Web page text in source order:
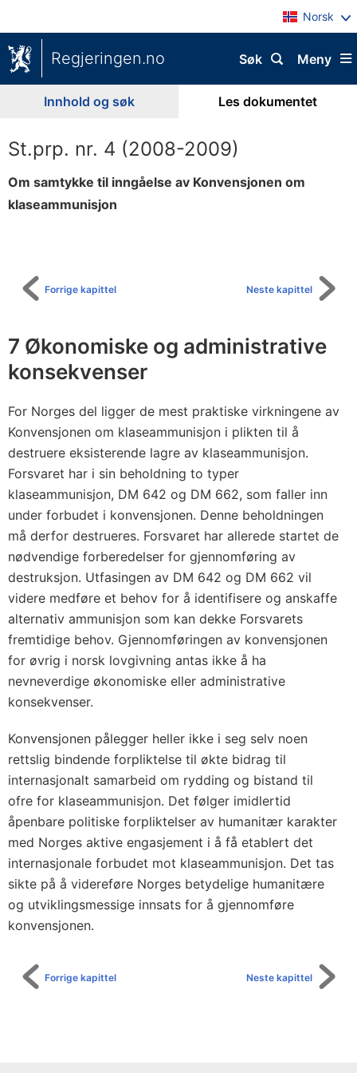
Norsk
Regjeringen.no Meny
Søk
Innhold og søk Les dokumentet
St.prp. nr. 4 (2008-2009)
Om samtykke til inngåelse av Konvensjonen om
klaseammunisjon
Neste kapittel
Forrige kapittel
7 Økonomiske og administrative
konsekvenser
For Norges del ligger de mest praktiske virkningene av
Konvensjonen om klaseammunisjon i plikten til å
destruere eksisterende lagre av klaseammunisjon.
Forsvaret har i sin beholdning to typer
klaseammunisjon, DM 642 og DM 662, som faller inn
under forbudet i konvensjonen. Denne beholdningen
må derfor destrueres. Forsvaret har allerede startet de
nødvendige forberedelser for gjennomføring av
destruksjon. Utfasingen av DM 642 og DM 662 vil
videre medføre et behov for å identifisere og anskaffe
alternativ ammunisjon som kan dekke Forsvarets
fremtidige behov. Gjennomføringen av konvensjonen
for øvrig i norsk lovgivning antas ikke å ha
nevneverdige økonomiske eller administrative
konsekvenser.
Konvensjonen pålegger heller ikke i seg selv noen
rettslig bindende forpliktelse til økte bidrag til
internasjonalt samarbeid om rydding og bistand til
ofre for klaseammunisjon. Det følger imidlertid
åpenbare politiske forpliktelser av humanitær karakter
med Norges aktive engasjement i å få etablert det
internasjonale forbudet mot klaseammunisjon. Det tas
sikte på å videreføre Norges betydelige humanitære
og utviklingsmessige innsats for å gjennomføre
konvensjonen.
Neste kapittel
Forrige kapittel